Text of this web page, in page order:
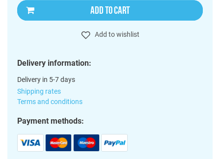
ADD TO CART
Add to wishlist
Delivery information:
Delivery in 5-7 days
Shipping rates
Terms and conditions
Payment methods: